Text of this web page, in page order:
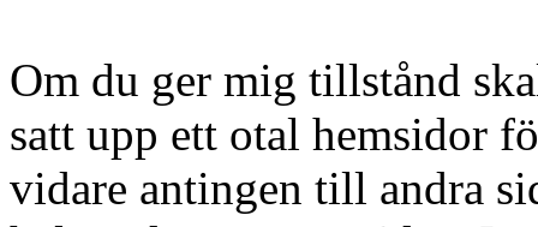
Om du ger mig tillstånd
satt upp ett otal hemsidor
vidare antingen till andra